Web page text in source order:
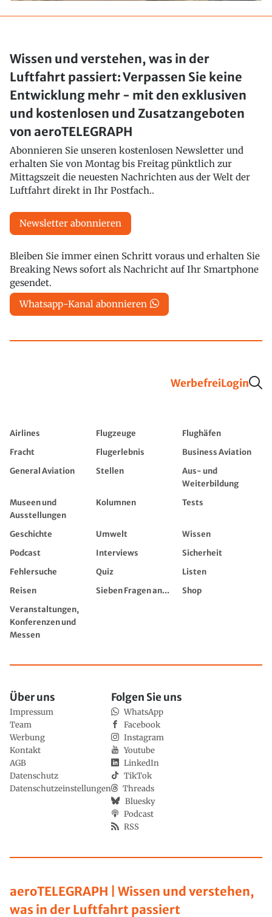
Wissen und verstehen, was in der
Luftfahrt passiert: Verpassen Sie keine
Entwicklung mehr - mit den exklusiven
und kostenlosen und Zusatzangeboten
von aeroTELEGRAPH
Abonnieren Sie unseren kostenlosen Newsletter und
erhalten Sie von Montag bis Freitag pünktlich zur
Mittagszeit die neuesten Nachrichten aus der Welt der
Luftfahrt direkt in Ihr Postfach..
Newsletter abonnieren
Bleiben Sie immer einen Schritt voraus und erhalten Sie
Breaking News sofort als Nachricht auf Ihr Smartphone
gesendet.
Whatsapp-Kanal abonnieren
WerbefreiLogin
Airlines Flugzeuge
Flughäfen
Fracht
Flugerlebnis
Business Aviation
General Aviation
Stellen
Aus- und
Weiterbildung
Museen und
Ausstellungen
Kolumnen Tests
Geschichte Umwelt
Wissen
Podcast
Interviews
Sicherheit
Fehlersuche
Quiz
Listen
Reisen
Sieben Fragen an...
Shop
Veranstaltungen,
Konferenzen und
Messen
aeroTELEGRAPH | Wissen und verstehen,
was in der Luftfahrt passiert
Über uns
Impressum
Team
Werbung
Kontakt
AGB
Datenschutz
Datenschutzeinstellungen
Folgen Sie uns
WhatsApp
Facebook
Instagram
Youtube
LinkedIn
TikTok
Threads
Bluesky
Podcast
RSS